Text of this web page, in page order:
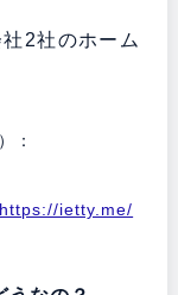
2社のホーム
：
https://ietty.me/